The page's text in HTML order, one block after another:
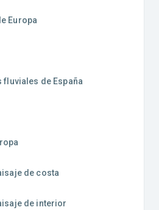
Europa
fluviales de España
de costa
de interior